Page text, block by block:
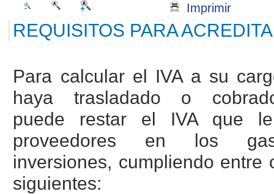
Imprimir
REQUISITOS PARA
Para calcular el IVA a su
haya trasladado o
puede restar el IVA que
proveedores en los
inversiones, cumpliendo
siguientes: